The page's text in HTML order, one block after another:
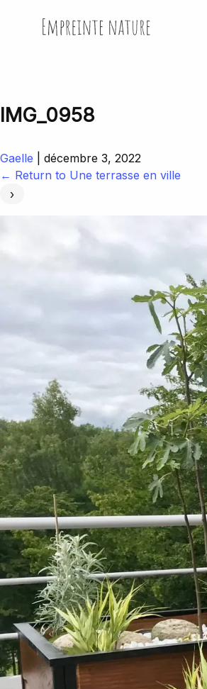
Empreinte Nature
IMG_0958
Gaelle
décembre 3, 2022
← Return to Une terrasse en ville
›